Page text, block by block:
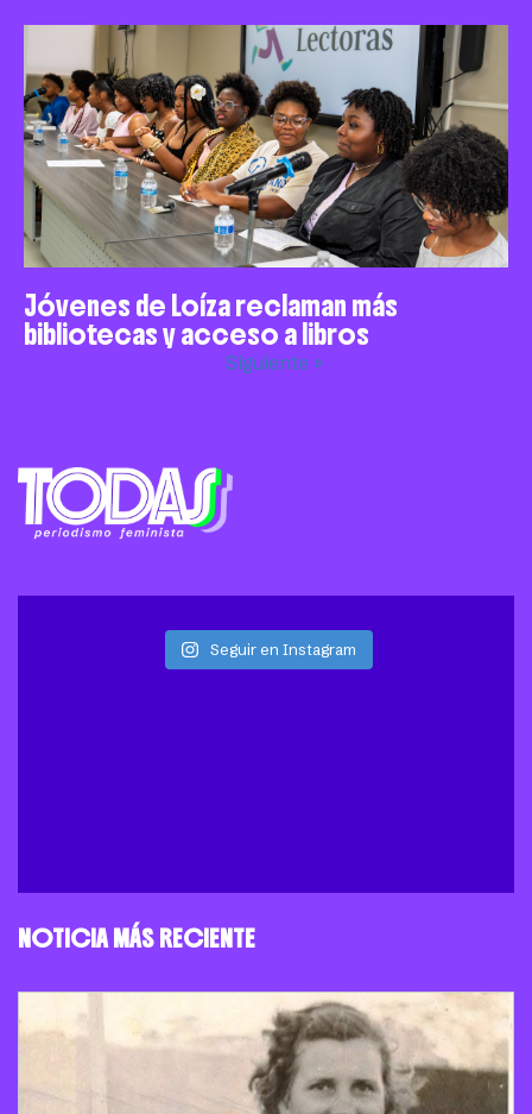
Jóvenes de Loíza reclaman más
bibliotecas y acceso a libros
Siguiente »
Seguir en Instagram
NOTICIA MÁS RECIENTE